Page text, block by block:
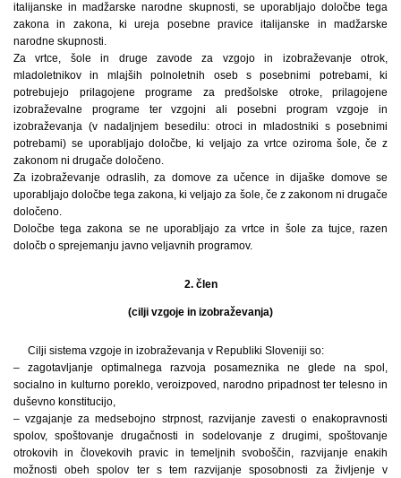
italijanske in madžarske narodne skupnosti, se uporabljajo določbe tega
zakona in zakona, ki ureja posebne pravice italijanske in madžarske
narodne skupnosti.
Za vrtce, šole in druge zavode za vzgojo in izobraževanje otrok,
mladoletnikov in mlajših polnoletnih oseb s posebnimi potrebami, ki
potrebujejo prilagojene programe za predšolske otroke, prilagojene
izobraževalne programe ter vzgojni ali posebni program vzgoje in
izobraževanja (v nadaljnjem besedilu: otroci in mladostniki s posebnimi
potrebami) se uporabljajo določbe, ki veljajo za vrtce oziroma šole, če z
zakonom ni drugače določeno.
Za izobraževanje odraslih, za domove za učence in dijaške domove se
uporabljajo določbe tega zakona, ki veljajo za šole, če z zakonom ni drugače
določeno.
Določbe tega zakona se ne uporabljajo za vrtce in šole za tujce, razen
določb o sprejemanju javno veljavnih programov.
2. člen
(cilji vzgoje in izobraževanja)
Cilji sistema vzgoje in izobraževanja v Republiki Sloveniji so:
– zagotavljanje optimalnega razvoja posameznika ne glede na spol,
socialno in kulturno poreklo, veroizpoved, narodno pripadnost ter telesno in
duševno konstitucijo,
– vzgajanje za medsebojno strpnost, razvijanje zavesti o enakopravnosti
spolov, spoštovanje drugačnosti in sodelovanje z drugimi, spoštovanje
otrokovih in človekovih pravic in temeljnih svoboščin, razvijanje enakih
možnosti obeh spolov ter s tem razvijanje sposobnosti za življenje v